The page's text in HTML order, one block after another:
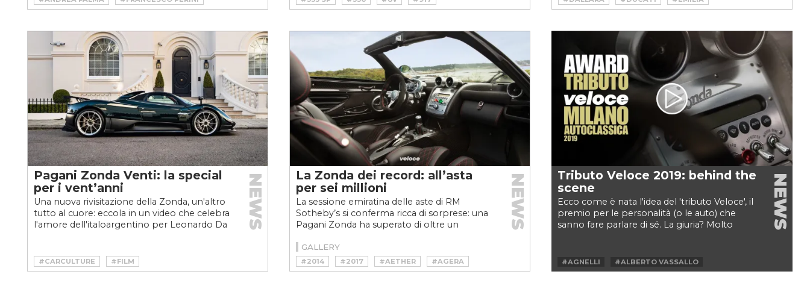
#HORACIO PAGANI
#HUAYRA
#PAGANI #TRACKDAY
#BUGATTI
#COUNTACH
#E-TYPE
#GIMS
#GINEVRA
#HORACIO PAGANI
#LAMBORGHINI
#MCLAREN
#MIURA
#P1
#PAGANI
#PORSCHE
#SALONE DI GINEVRA
#FERRARI
#HORACIO PAGANI
#SUPERCAR
Pagani Zonda Venti: la special
per i vent’anni
Una nuova rivisitazione della Zonda, un'altro
tutto al cuore: eccola in un video che celebra
l'amore dell'italoargentino per Leonardo Da
NEWS
#CARCULTURE
#FILM
#HORACIO PAGANI
#HYPERCAR
La Zonda dei record: all’asta
per sei millioni
La sessione emiratina delle aste di RM
Sotheby’s si conferma ricca di sorprese: una
Pagani Zonda ha superato di oltre un
NEWS
GALLERY
#2014 #2017 #AETHER
#AGERA
#BARCHETTA
#HORACIO PAGANI
Tributo Veloce 2019: behind the
scene
Ecco come è nata l'idea del 'tributo Veloce', il
premio per le personalità (o le auto) che
sanno fare parlare di sé. La giuria? Molto
NEWS
#AGNELLI
#ALBERTO VASSALLO